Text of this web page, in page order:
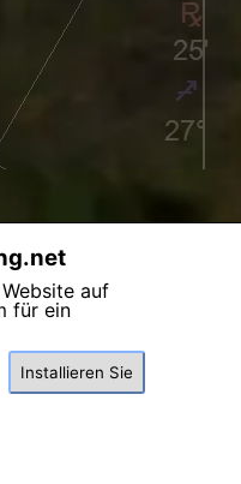
auf
für ein
Installieren Sie